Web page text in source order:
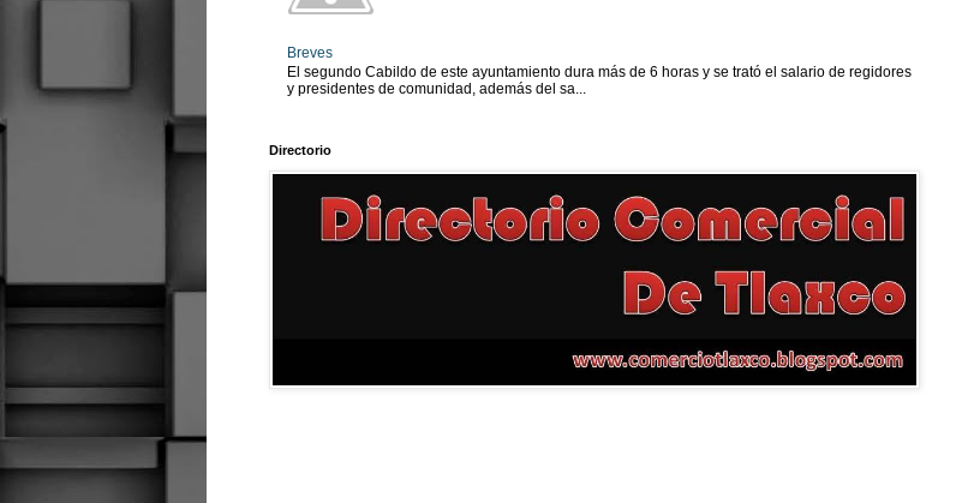
Breves
El segundo Cabildo de este ayuntamiento dura más de 6 horas y se trató el salario de regidores
y presidentes de comunidad, además del sa...
Directorio